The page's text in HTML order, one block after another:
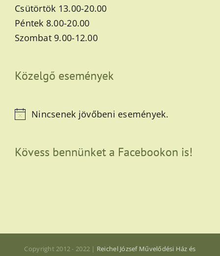
Csütörtök 13.00-20.00
Péntek 8.00-20.00
Szombat 9.00-12.00
Közelgő események
Notice
Nincsenek jövőbeni események.
Kövess bennünket a Facebookon is!
Copyright 2012 - 2022 | Reichel József Művelődési Ház és